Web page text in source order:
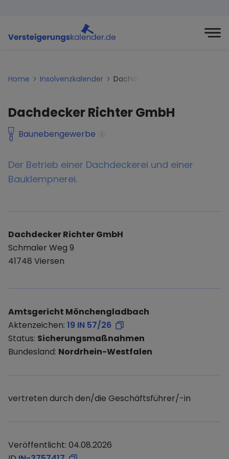
Home Insolvenzkalender Dachdecker-richter-gmbh
Dachdecker Richter GmbH
Baunebengewerbe i
Der Betrieb einer Dachdeckerei und einer
Bauklempnerei.
Dachdecker Richter GmbH
Schmaler Weg 9
41748 Viersen
Amtsgericht Mönchengladbach
Aktenzeichen: 19 IN 57/26
Status: Sicherungsmaßnahmen
Bundesland: Nordrhein-Westfalen
vertreten durch den/die Geschäftsführer/-in
Veröffentlicht: 04.08.2026